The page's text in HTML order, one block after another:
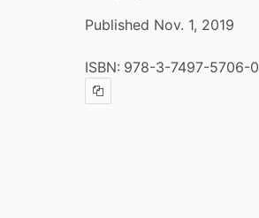
Published Nov. 1, 2019
ISBN: 978-3-7497-5706-0
Copy ISBN